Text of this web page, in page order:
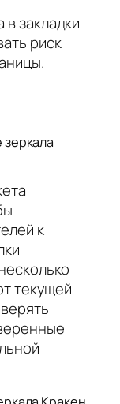
закладки
риск
к
текущей